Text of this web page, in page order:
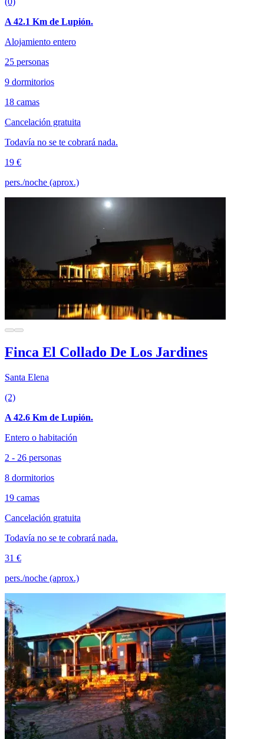
A 42.1 Km de Lupión.
Alojamiento entero
25 personas
9 dormitorios
18 camas
Cancelación gratuita
Todavía no se te cobrará nada.
19 €
pers./noche (aprox.)
Finca El Collado De Los Jardines
Santa Elena
(2)
A 42.6 Km de Lupión.
Entero o habitación
2 - 26 personas
8 dormitorios
19 camas
Cancelación gratuita
Todavía no se te cobrará nada.
31 €
pers./noche (aprox.)